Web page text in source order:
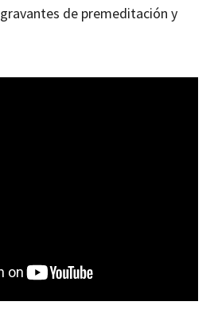
de premeditación y